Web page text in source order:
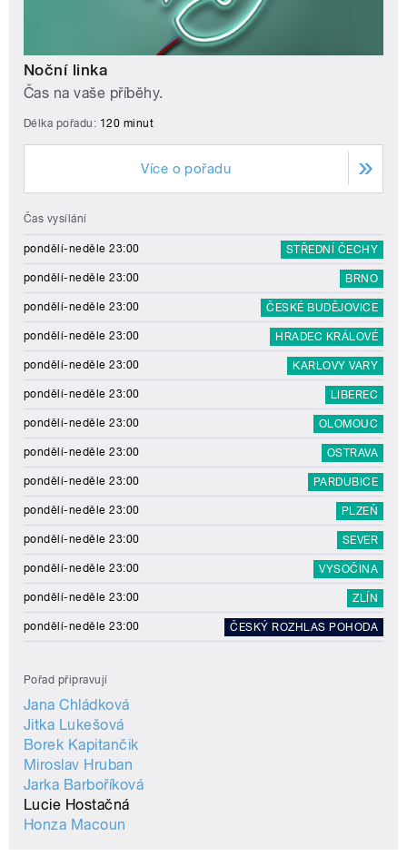
Noční linka
Čas na vaše příběhy.
Délka pořadu: 120 minut
Více o pořadu
Čas vysílání
pondělí-neděle 23:00 STŘEDNÍ ČECHY
pondělí-neděle 23:00 BRNO
pondělí-neděle 23:00 ČESKÉ BUDĚJOVICE
pondělí-neděle 23:00 HRADEC KRÁLOVÉ
pondělí-neděle 23:00 KARLOVY VARY
pondělí-neděle 23:00 LIBEREC
pondělí-neděle 23:00 OLOMOUC
pondělí-neděle 23:00 OSTRAVA
pondělí-neděle 23:00 PARDUBICE
pondělí-neděle 23:00 PLZEŇ
pondělí-neděle 23:00 SEVER
pondělí-neděle 23:00 VYSOČINA
pondělí-neděle 23:00 ZLÍN
pondělí-neděle 23:00 ČESKÝ ROZHLAS POHODA
Pořad připravují
Jana Chládková
Jitka Lukešová
Borek Kapitančik
Miroslav Hruban
Jarka Barboříková
Lucie Hostačná
Honza Macoun